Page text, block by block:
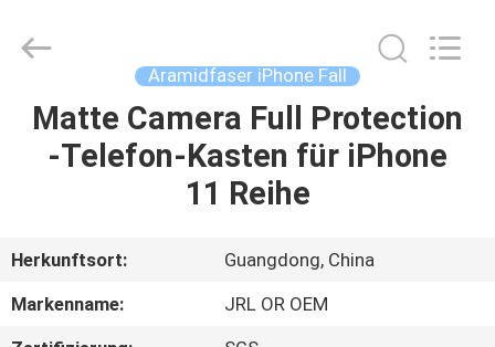
HEIM
VIDEOS
Reserved.
Aramidfaser iPhone Fall
Matte Camera Full Protection
-Telefon-Kasten für iPhone
11 Reihe
Herkunftsort:
Guangdong, China
Markenname:
JRL OR OEM